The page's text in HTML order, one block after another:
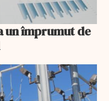
un împrumut de